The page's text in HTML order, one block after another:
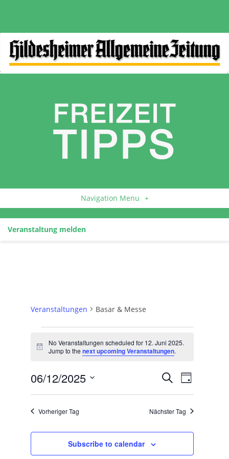
Navigation Menu +
Veranstaltung melden
Veranstaltungen Basar & Messe
Veranstaltungen
for
2025
Notice
No Veranstaltungen scheduled for 12. Juni 2025.
Jump to thenext upcoming Veranstaltungen.
Such-
und
SucheDay
06/12/2025
date.
Vorheriger Tag Nächster Tag
Subscribe to calendar